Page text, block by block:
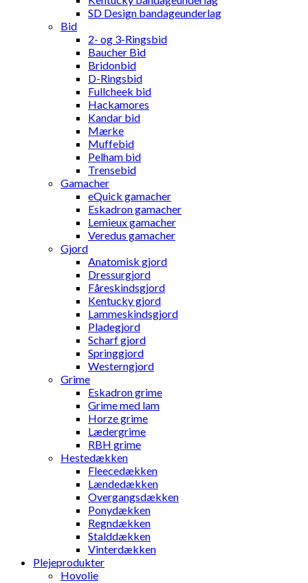
SD Design bandageunderlag
Bid
2- og 3-Ringsbid
Baucher Bid
Bridonbid
D-Ringsbid
Fullcheek bid
Hackamores
Kandar bid
Mærke
Muffebid
Pelham bid
Trensebid
Gamacher
eQuick gamacher
Eskadron gamacher
Lemieux gamacher
Veredus gamacher
Gjord
Anatomisk gjord
Dressurgjord
Fåreskindsgjord
Kentucky gjord
Lammeskindsgjord
Pladegjord
Scharf gjord
Springgjord
Westerngjord
Grime
Eskadron grime
Grime med lam
Horze grime
Lædergrime
RBH grime
Hestedækken
Fleecedækken
Lændedækken
Overgangsdækken
Ponydækken
Regndækken
Stalddækken
Vinterdækken
Plejeprodukter
Hovolie